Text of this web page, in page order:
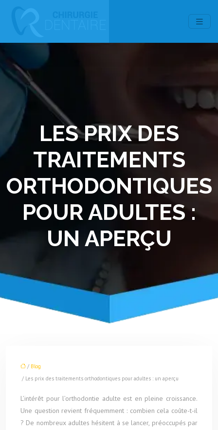
LES PRIX DES
TRAITEMENTS
ORTHODONTIQUES
POUR ADULTES :
UN APERÇU
/ Blog
/ Les prix des traitements orthodontiques pour adultes : un aperçu
L’intérêt pour l’orthodontie adulte est en pleine croissance.
Une question revient fréquemment : combien cela coûte-t-il
? De nombreux adultes hésitent à se lancer, préoccupés par